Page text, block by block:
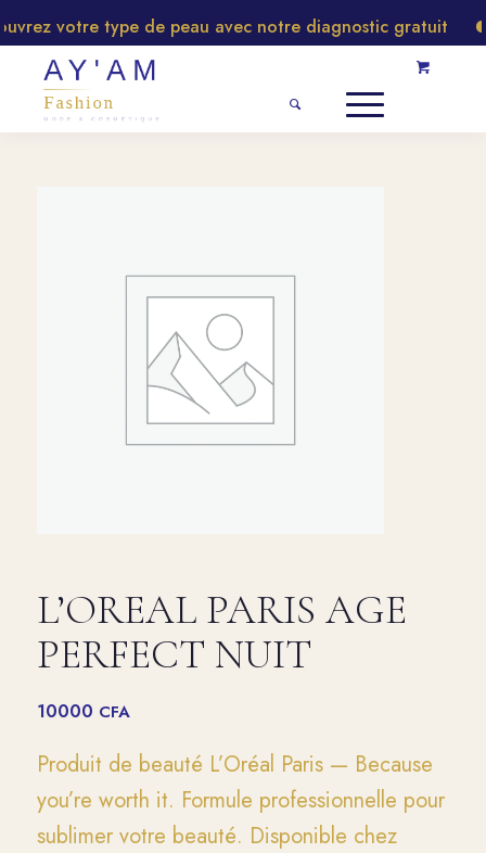
votre type de peau avec notre diagnostic gratuit
L’OREAL PARIS AGE
PERFECT NUIT
10000 CFA
Produit de beauté L’Oréal Paris — Because
you’re worth it. Formule professionnelle pour
sublimer votre beauté. Disponible chez